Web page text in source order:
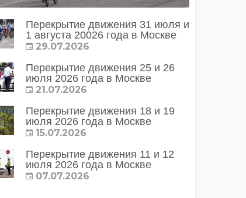
Перекрытие движения 31 июля и
1 августа 20026 года в Москве
29.07.2026
Перекрытие движения 25 и 26
июля 2026 года в Москве
21.07.2026
Перекрытие движения 18 и 19
июля 2026 года в Москве
15.07.2026
Перекрытие движения 11 и 12
июля 2026 года в Москве
07.07.2026